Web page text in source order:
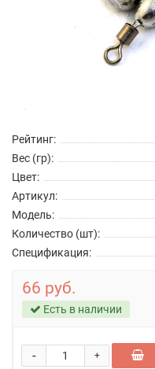
Рейтинг:
Вес (гр):
Цвет:
Артикул:
Модель:
Количество (шт):
Спецификация:
66 руб.
Есть в наличии
+
-